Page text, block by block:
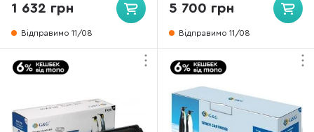
1 632 грн
Відправимо 11/08
5 700 грн
Відправимо 11/08